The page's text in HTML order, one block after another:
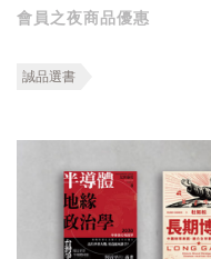
會員之夜商品優惠
誠品選書